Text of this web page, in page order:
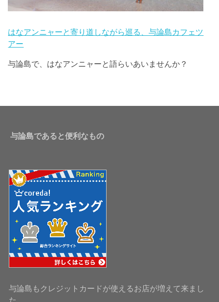
はなアンニャーと寄り道しながら巡る、与論島カフェツ
アー
与論島で、はなアンニャーと語らいあいませんか？
与論島であると便利なもの
与論島もクレジットカードが使えるお店が増えて来まし
た。